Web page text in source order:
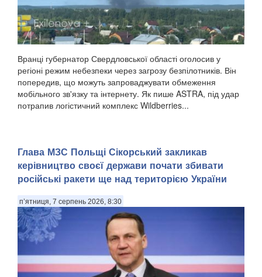
Вранці губернатор Свердловської області оголосив у
регіоні режим небезпеки через загрозу безпілотників. Він
попередив, що можуть запроваджувати обмеження
мобільного зв'язку та інтернету. Як пише ASTRA, під удар
потрапив логістичний комплекс Wildberries...
Глава МЗС Польщі Сікорський закликав
керівництво своєї держави почати збивати
російські ракети ще над територією України
п’ятниця, 7 серпень 2026, 8:30